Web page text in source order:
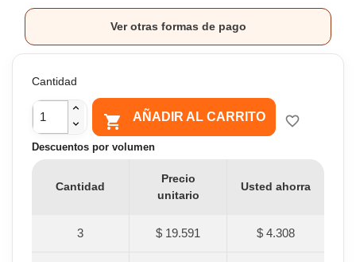
Ver otras formas de pago
Cantidad
 AÑADIR AL CARRITO favorite_border
Descuentos por volumen
Cantidad
Precio
unitario
Usted ahorra
3 $ 19.591 $ 4.308